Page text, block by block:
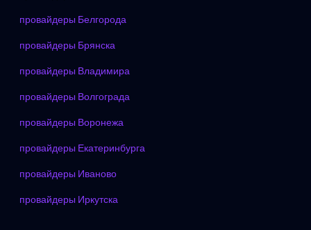
провайдеры Белгорода
провайдеры Брянска
провайдеры Владимира
провайдеры Волгограда
провайдеры Воронежа
провайдеры Екатеринбурга
провайдеры Иваново
провайдеры Иркутска